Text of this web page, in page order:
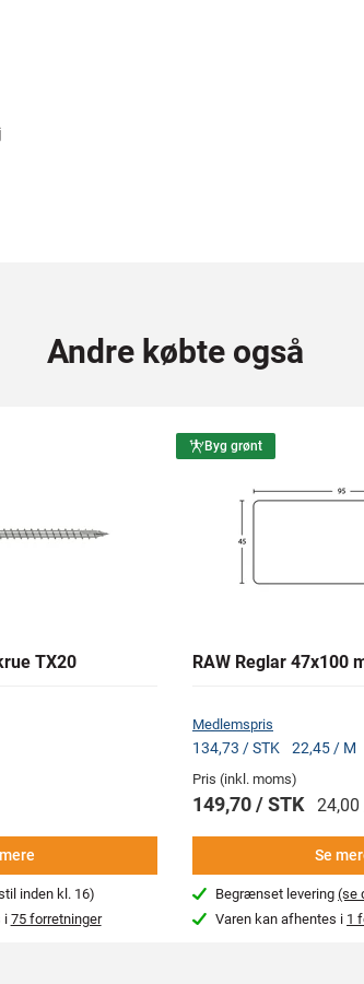
Andre købte også
TX20
inden kl. 16)
i75 forretninger
Byg grønt
RAW Reglar 47x100
Medlemspris
134,73 / STK 22,45 / M
Pris (inkl. moms)
149,70 / STK
Se
Begrænset levering(se
Varen kan afhentes i 1